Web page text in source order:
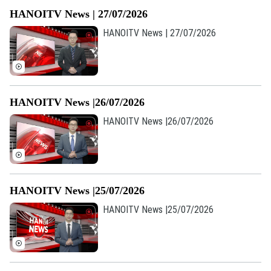
HANOITV News | 27/07/2026
HANOITV News | 27/07/2026
HANOITV News |26/07/2026
HANOITV News |26/07/2026
HANOITV News |25/07/2026
HANOITV News |25/07/2026